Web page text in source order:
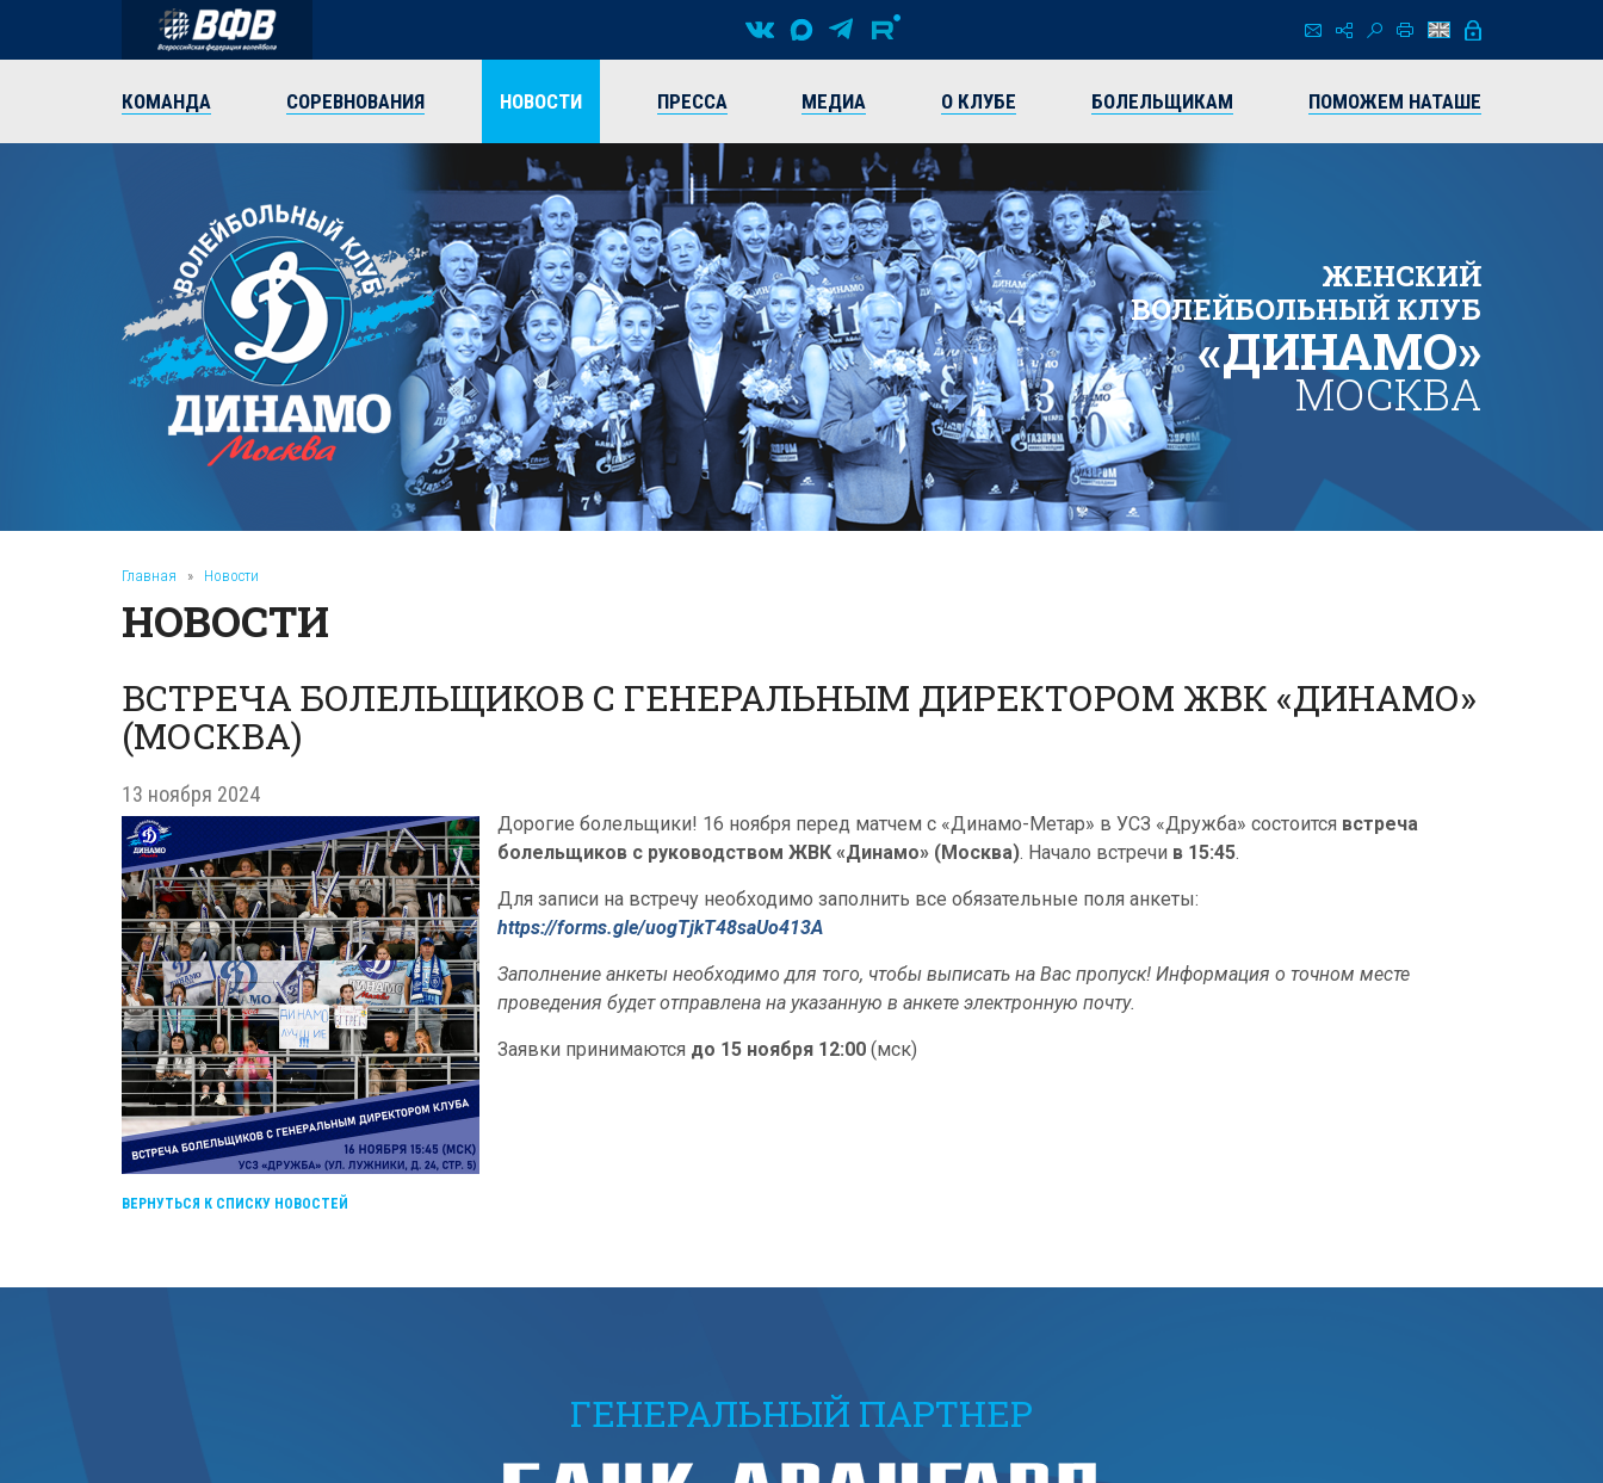
КОМАНДА СОРЕВНОВАНИЯ НОВОСТИ ПРЕССА МЕДИА О КЛУБЕ БОЛЕЛЬЩИКАМ ПОМОЖЕМ НАТАШЕ
ЖЕНСКИЙ
ВОЛЕЙБОЛЬНЫЙ КЛУБ
«ДИНАМО»
МОСКВА
Главная » Новости
НОВОСТИ
ВСТРЕЧА БОЛЕЛЬЩИКОВ С ГЕНЕРАЛЬНЫМ ДИРЕКТОРОМ ЖВК «ДИНАМО»
(МОСКВА)
13 ноября 2024
Дорогие болельщики! 16 ноября перед матчем с «Динамо-Метар» в УСЗ «Дружба» состоится встреча
болельщиков с руководством ЖВК «Динамо» (Москва). Начало встречи в 15:45.
Для записи на встречу необходимо заполнить все обязательные поля анкеты:
https://forms.gle/uogTjkT48saUo413A
Заполнение анкеты необходимо для того, чтобы выписать на Вас пропуск! Информация о точном месте
проведения будет отправлена на указанную в анкете электронную почту.
Заявки принимаются до 15 ноября 12:00 (мск)
ВЕРНУТЬСЯ К СПИСКУ НОВОСТЕЙ
ГЕНЕРАЛЬНЫЙ ПАРТНЕР